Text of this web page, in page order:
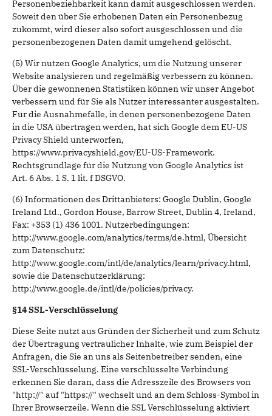
Personenbeziehbarkeit kann damit ausgeschlossen werden.
Soweit den über Sie erhobenen Daten ein Personenbezug
zukommt, wird dieser also sofort ausgeschlossen und die
personenbezogenen Daten damit umgehend gelöscht.
(5) Wir nutzen Google Analytics, um die Nutzung unserer
Website analysieren und regelmäßig verbessern zu können.
Über die gewonnenen Statistiken können wir unser Angebot
verbessern und für Sie als Nutzer interessanter ausgestalten.
Für die Ausnahmefälle, in denen personenbezogene Daten
in die USA übertragen werden, hat sich Google dem EU-US
Privacy Shield unterworfen,
https://www.privacyshield.gov/EU-US-Framework.
Rechtsgrundlage für die Nutzung von Google Analytics ist
Art. 6 Abs. 1 S. 1 lit. f DSGVO.
(6) Informationen des Drittanbieters: Google Dublin, Google
Ireland Ltd., Gordon House, Barrow Street, Dublin 4, Ireland,
Fax: +353 (1) 436 1001. Nutzerbedingungen:
http://www.google.com/analytics/terms/de.html, Übersicht
zum Datenschutz:
http://www.google.com/intl/de/analytics/learn/privacy.html,
sowie die Datenschutzerklärung:
http://www.google.de/intl/de/policies/privacy.
§14 SSL-Verschlüsselung
Diese Seite nutzt aus Gründen der Sicherheit und zum Schutz
der Übertragung vertraulicher Inhalte, wie zum Beispiel der
Anfragen, die Sie an uns als Seitenbetreiber senden, eine
SSL-Verschlüsselung. Eine verschlüsselte Verbindung
erkennen Sie daran, dass die Adresszeile des Browsers von
"http://" auf "https://" wechselt und an dem Schloss-Symbol in
Ihrer Browserzeile. Wenn die SSL Verschlüsselung aktiviert